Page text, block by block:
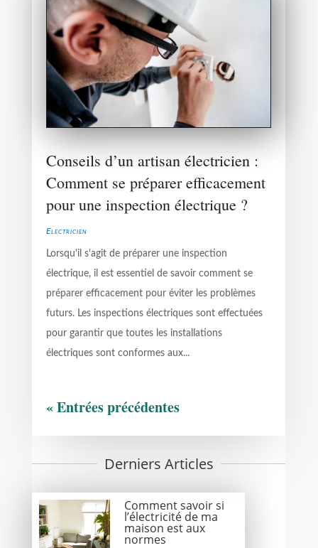
Conseils d’un artisan électricien :
Comment se préparer efficacement
pour une inspection électrique ?
Electricien
Lorsqu'il s'agit de préparer une inspection
électrique, il est essentiel de savoir comment se
préparer efficacement pour éviter les problèmes
futurs. Les inspections électriques sont effectuées
pour garantir que toutes les installations
électriques sont conformes aux...
« Entrées précédentes
Derniers Articles
Comment savoir si
l’électricité de ma
maison est aux
normes